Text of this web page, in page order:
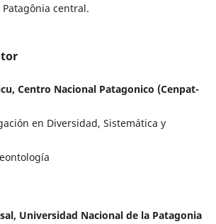
central.
Centro Nacional Patagonico (Cenpat-
en Diversidad, Sistemática y
Universidad Nacional de la Patagonia